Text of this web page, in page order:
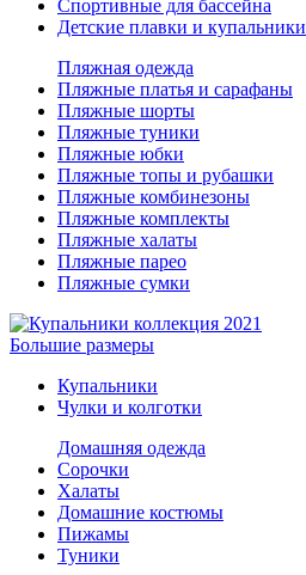
Спортивные для бассейна
Детские плавки и купальники
Пляжная одежда
Пляжные платья и сарафаны
Пляжные шорты
Пляжные туники
Пляжные юбки
Пляжные топы и рубашки
Пляжные комбинезоны
Пляжные комплекты
Пляжные халаты
Пляжные парео
Пляжные сумки
Большие размеры
Купальники
Чулки и колготки
Домашняя одежда
Сорочки
Халаты
Домашние костюмы
Пижамы
Туники